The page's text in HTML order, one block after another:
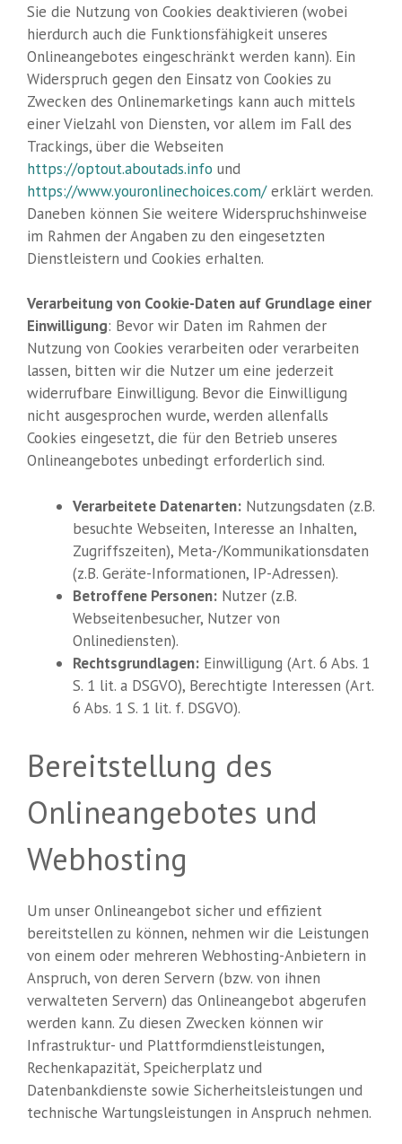
Sie die Nutzung von Cookies deaktivieren (wobei
hierdurch auch die Funktionsfähigkeit unseres
Onlineangebotes eingeschränkt werden kann). Ein
Widerspruch gegen den Einsatz von Cookies zu
Zwecken des Onlinemarketings kann auch mittels
einer Vielzahl von Diensten, vor allem im Fall des
Trackings, über die Webseiten
https://optout.aboutads.info und
https://www.youronlinechoices.com/erklärt werden.
Daneben können Sie weitere Widerspruchshinweise
im Rahmen der Angaben zu den eingesetzten
Dienstleistern und Cookies erhalten.
Verarbeitung von Cookie-Daten auf Grundlage einer
Einwilligung: Bevor wir Daten im Rahmen der
Nutzung von Cookies verarbeiten oder verarbeiten
lassen, bitten wir die Nutzer um eine jederzeit
widerrufbare Einwilligung. Bevor die Einwilligung
nicht ausgesprochen wurde, werden allenfalls
Cookies eingesetzt, die für den Betrieb unseres
Onlineangebotes unbedingt erforderlich sind.
Verarbeitete Datenarten: Nutzungsdaten (z.B.
besuchte Webseiten, Interesse an Inhalten,
Zugriffszeiten), Meta-/Kommunikationsdaten
(z.B. Geräte-Informationen, IP-Adressen).
Betroffene Personen: Nutzer (z.B.
Webseitenbesucher, Nutzer von
Onlinediensten).
Rechtsgrundlagen: Einwilligung (Art. 6 Abs. 1
S. 1 lit. a DSGVO), Berechtigte Interessen (Art.
6 Abs. 1 S. 1 lit. f. DSGVO).
Bereitstellung des
Onlineangebotes und
Webhosting
Um unser Onlineangebot sicher und effizient
bereitstellen zu können, nehmen wir die Leistungen
von einem oder mehreren Webhosting-Anbietern in
Anspruch, von deren Servern (bzw. von ihnen
verwalteten Servern) das Onlineangebot abgerufen
werden kann. Zu diesen Zwecken können wir
Infrastruktur- und Plattformdienstleistungen,
Rechenkapazität, Speicherplatz und
Datenbankdienste sowie Sicherheitsleistungen und
technische Wartungsleistungen in Anspruch nehmen.